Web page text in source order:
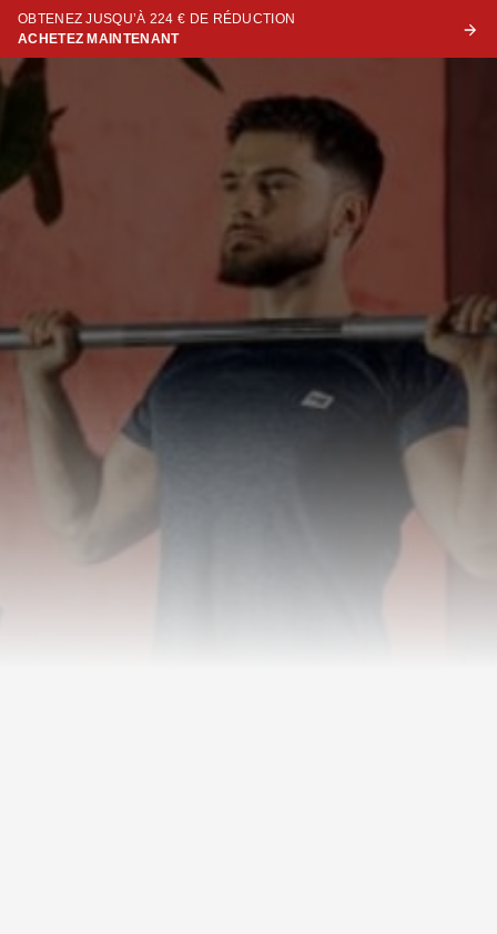
OBTENEZ JUSQU’À 224 € DE RÉDUCTION
ACHETEZ MAINTENANT